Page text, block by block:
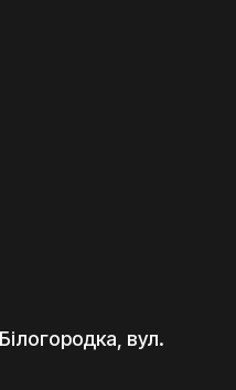
вул.